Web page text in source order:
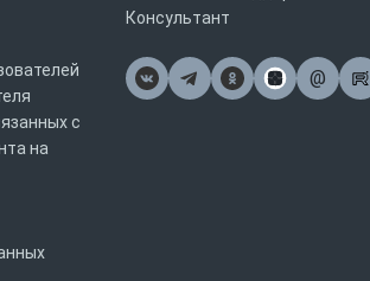
с
на
Консультант
@Почта